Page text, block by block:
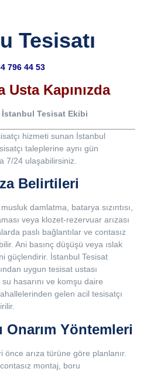
Tesisatı
796 44 53
Usta Kapınızda
İstanbul Tesisat Ekibi
hizmeti sunan İstanbul
taleplerine aynı gün
7/24 ulaşabilirsiniz.
Belirtileri
damlatma, batarya sızıntısı,
veya klozet-rezervuar arızası
paslı bağlantılar ve contasız
Ani basınç düşüşü veya ıslak
güçlendirir. İstanbul Tesisat
uygun tesisat ustası
hasarını ve komşu daire
gelen acil tesisatçı
Onarım Yöntemleri
arıza türüne göre planlanır.
montaj, boru